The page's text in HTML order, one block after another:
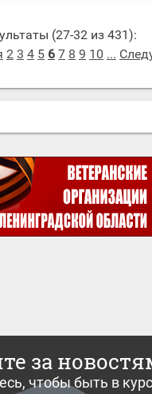
(27-32 из 431):
2 3 4 5 6 7 8 9 10 ...
за
чтобы быть в